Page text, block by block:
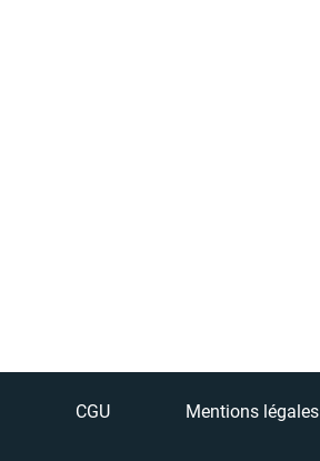
CGU Mentions légales